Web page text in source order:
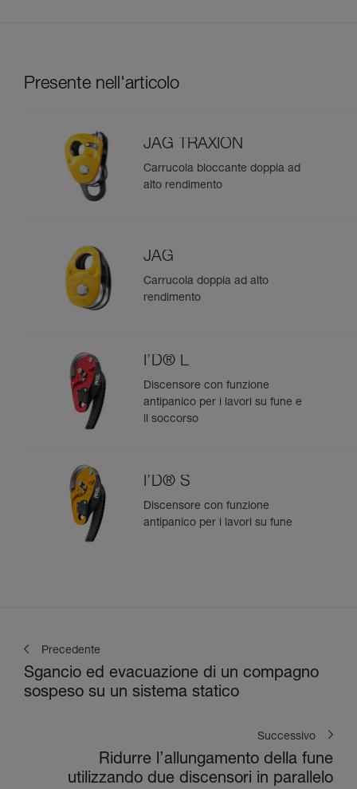
Presente nell'articolo
JAG TRAXION
Carrucola bloccante doppia ad
alto rendimento
JAG
Carrucola doppia ad alto
rendimento
I’D® L
Discensore con funzione
antipanico per i lavori su fune e
il soccorso
I’D® S
Discensore con funzione
antipanico per i lavori su fune
Precedente
Sgancio ed evacuazione di un compagno
sospeso su un sistema statico
Successivo
Ridurre l’allungamento della fune
utilizzando due discensori in parallelo